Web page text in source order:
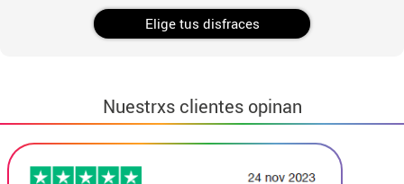
Elige tus disfraces
Nuestrxs clientes opinan